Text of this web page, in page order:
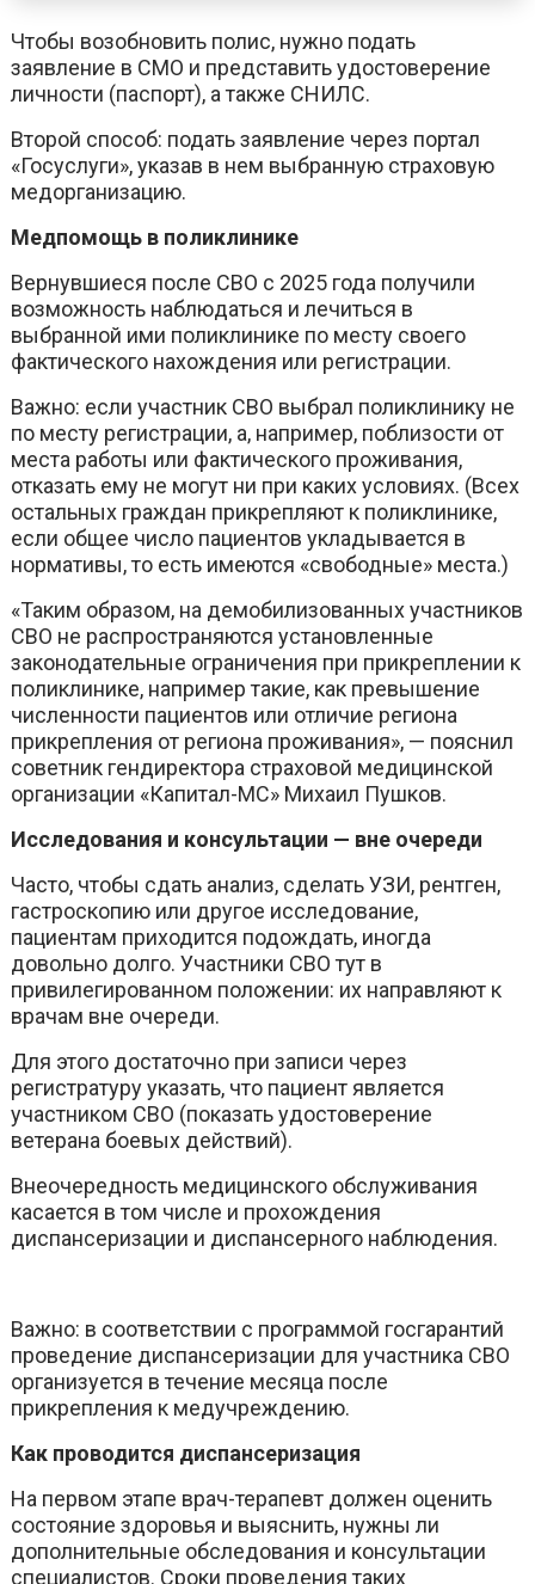
Чтобы возобновить полис, нужно подать
заявление в СМО и представить удостоверение
личности (паспорт), а также СНИЛС.
Второй способ: подать заявление через портал
«Госуслуги», указав в нем выбранную страховую
медорганизацию.
Медпомощь в поликлинике
Вернувшиеся после СВО с 2025 года получили
возможность наблюдаться и лечиться в
выбранной ими поликлинике по месту своего
фактического нахождения или регистрации.
Важно: если участник СВО выбрал поликлинику не
по месту регистрации, а, например, поблизости от
места работы или фактического проживания,
отказать ему не могут ни при каких условиях. (Всех
остальных граждан прикрепляют к поликлинике,
если общее число пациентов укладывается в
нормативы, то есть имеются «свободные» места.)
«Таким образом, на демобилизованных участников
СВО не распространяются установленные
законодательные ограничения при прикреплении к
поликлинике, например такие, как превышение
численности пациентов или отличие региона
прикрепления от региона проживания», — пояснил
советник гендиректора страховой медицинской
организации «Капитал-МС» Михаил Пушков.
Исследования и консультации — вне очереди
Часто, чтобы сдать анализ, сделать УЗИ, рентген,
гастроскопию или другое исследование,
пациентам приходится подождать, иногда
довольно долго. Участники СВО тут в
привилегированном положении: их направляют к
врачам вне очереди.
Для этого достаточно при записи через
регистратуру указать, что пациент является
участником СВО (показать удостоверение
ветерана боевых действий).
Внеочередность медицинского обслуживания
касается в том числе и прохождения
диспансеризации и диспансерного наблюдения.
Важно: в соответствии с программой госгарантий
проведение диспансеризации для участника СВО
организуется в течение месяца после
прикрепления к медучреждению.
Как проводится диспансеризация
На первом этапе врач-терапевт должен оценить
состояние здоровья и выяснить, нужны ли
дополнительные обследования и консультации
специалистов. Сроки проведения таких